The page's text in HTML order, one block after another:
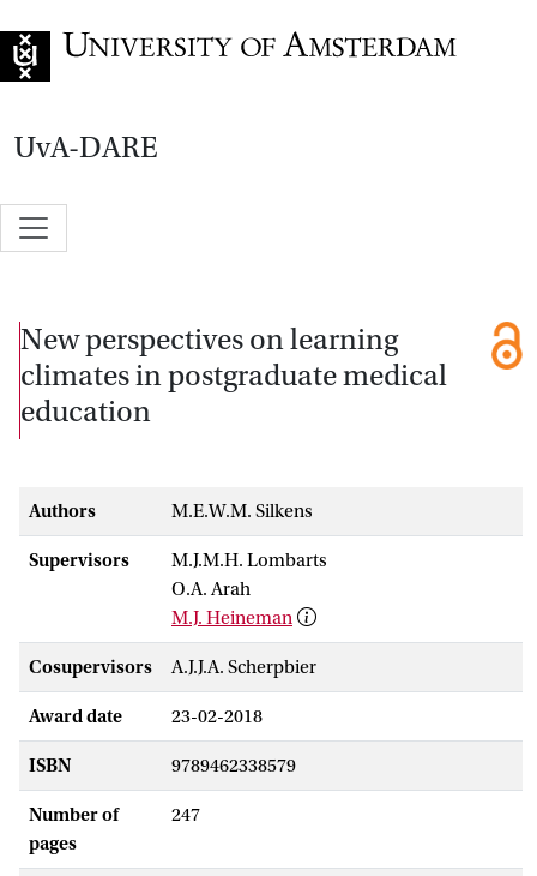
UvA-DARE
New perspectives on learning
climates in postgraduate medical
education
Authors M.E.W.M. Silkens
Supervisors
M.J.M.H. Lombarts
O.A. Arah
M.J. Heineman
Cosupervisors A.J.J.A. Scherpbier
Award date 23-02-2018
ISBN 9789462338579
Number of
pages
247